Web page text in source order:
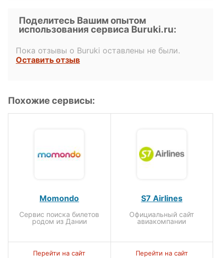
Поделитесь Вашим опытом
использования сервиса Buruki.ru:
Пока отзывы о Buruki оставлены не были.
Оставить отзыв
Похожие сервисы:
Momondo
Сервис поиска билетов
родом из Дании
Перейти на сайт
S7 Airlines
Официальный сайт
авиакомпании
Перейти на сайт